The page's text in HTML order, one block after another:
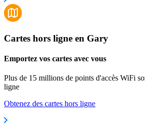
Cartes hors ligne en Gary
Emportez vos cartes avec vous
Plus de 15 millions de points d'accès WiFi
ligne
Obtenez des cartes hors ligne